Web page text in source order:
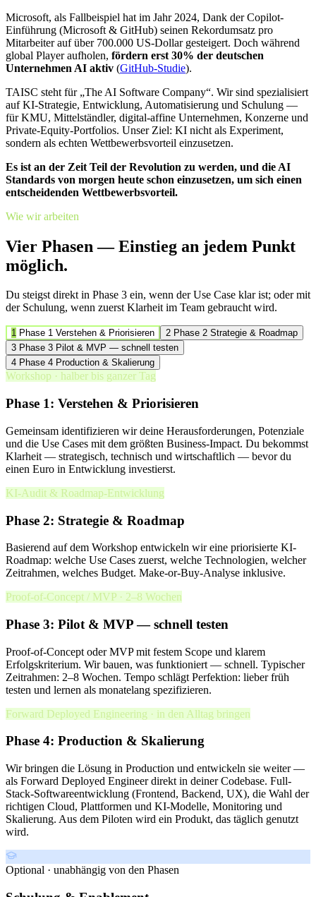
Microsoft, als Fallbeispiel hat im Jahr 2024, Dank der Copilot-
Einführung (Microsoft & GitHub) seinen Rekordumsatz pro
Mitarbeiter auf über 700.000 US-Dollar gesteigert. Doch während
global Player aufholen, fördern erst 30% der deutschen
Unternehmen AI aktiv (GitHub-Studie).
TAISC steht für „The AI Software Company“. Wir sind spezialisiert
auf KI-Strategie, Entwicklung, Automatisierung und Schulung —
für KMU, Mittelständler, digital-affine Unternehmen, Konzerne und
Private-Equity-Portfolios. Unser Ziel: KI nicht als Experiment,
sondern als echten Wettbewerbsvorteil einzusetzen.
Es ist an der Zeit Teil der Revolution zu werden, und die AI
Standards von morgen heute schon einzusetzen, um sich einen
entscheidenden Wettbewerbsvorteil.
Wie wir arbeiten
Vier Phasen — Einstieg an jedem Punkt
möglich.
Du steigst direkt in Phase 3 ein, wenn der Use Case klar ist; oder mit
der Schulung, wenn zuerst Klarheit im Team gebraucht wird.
1 Phase 1 Verstehen & Priorisieren 2 Phase 2 Strategie & Roadmap
3 Phase 3 Pilot & MVP — schnell testen
4 Phase 4 Production & Skalierung
Workshop · halber bis ganzer Tag
Phase 1: Verstehen & Priorisieren
Gemeinsam identifizieren wir deine Herausforderungen, Potenziale
und die Use Cases mit dem größten Business-Impact. Du bekommst
Klarheit — strategisch, technisch und wirtschaftlich — bevor du
einen Euro in Entwicklung investierst.
KI-Audit & Roadmap-Entwicklung
Phase 2: Strategie & Roadmap
Basierend auf dem Workshop entwickeln wir eine priorisierte KI-
Roadmap: welche Use Cases zuerst, welche Technologien, welcher
Zeitrahmen, welches Budget. Make-or-Buy-Analyse inklusive.
Proof-of-Concept / MVP · 2–8 Wochen
Phase 3: Pilot & MVP — schnell testen
Proof-of-Concept oder MVP mit festem Scope und klarem
Erfolgskriterium. Wir bauen, was funktioniert — schnell. Typischer
Zeitrahmen: 2–8 Wochen. Tempo schlägt Perfektion: lieber früh
testen und lernen als monatelang spezifizieren.
Forward Deployed Engineering · in den Alltag bringen
Phase 4: Production & Skalierung
Wir bringen die Lösung in Production und entwickeln sie weiter —
als Forward Deployed Engineer direkt in deiner Codebase. Full-
Stack-Softwareentwicklung (Frontend, Backend, UX), die Wahl der
richtigen Cloud, Plattformen und KI-Modelle, Monitoring und
Skalierung. Aus dem Piloten wird ein Produkt, das täglich genutzt
wird.
Optional · unabhängig von den Phasen